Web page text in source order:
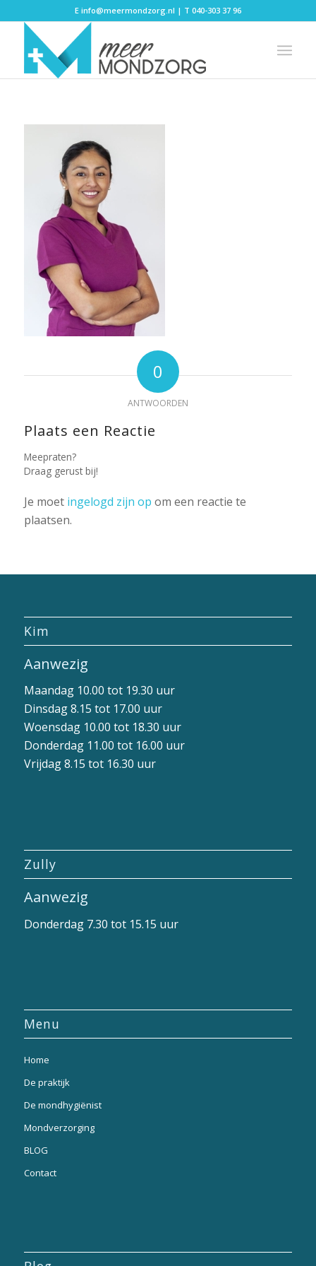
E info@meermondzorg.nl | T 040-303 37 96
0
ANTWOORDEN
Plaats een Reactie
Meepraten?
Draag gerust bij!
Je moet ingelogd zijn op om een reactie te
plaatsen.
Kim
Aanwezig
Maandag 10.00 tot 19.30 uur
Dinsdag 8.15 tot 17.00 uur
Woensdag 10.00 tot 18.30 uur
Donderdag 11.00 tot 16.00 uur
Vrijdag 8.15 tot 16.30 uur
Zully
Aanwezig
Donderdag 7.30 tot 15.15 uur
Menu
Home
De praktijk
De mondhygiënist
Mondverzorging
BLOG
Contact